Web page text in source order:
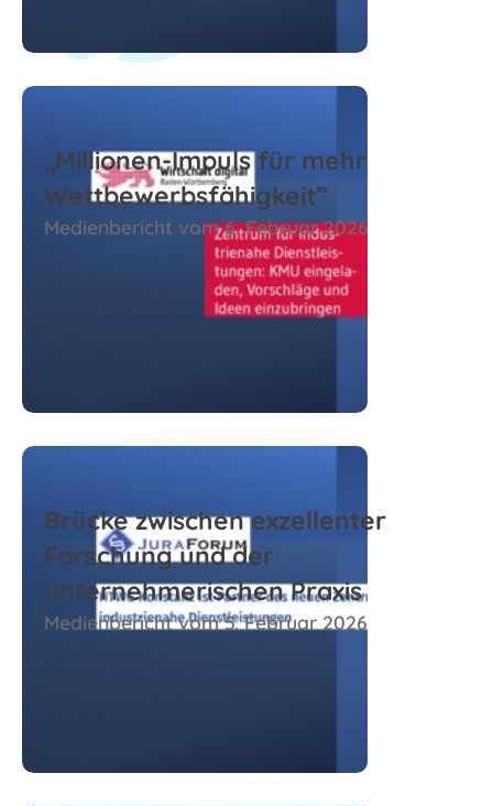
„Millionen-Impuls für mehr
Wettbewerbsfähigkeit”
Medienbericht vom 6. Februar 2026
Brücke zwischen exzellenter
Forschung und der
unternehmerischen Praxis
Medienbericht vom 5. Februar 2026